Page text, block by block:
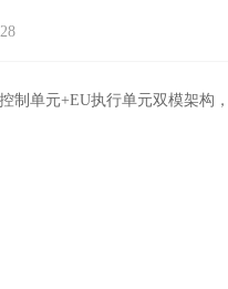
制单元+EU执行单元双模架构